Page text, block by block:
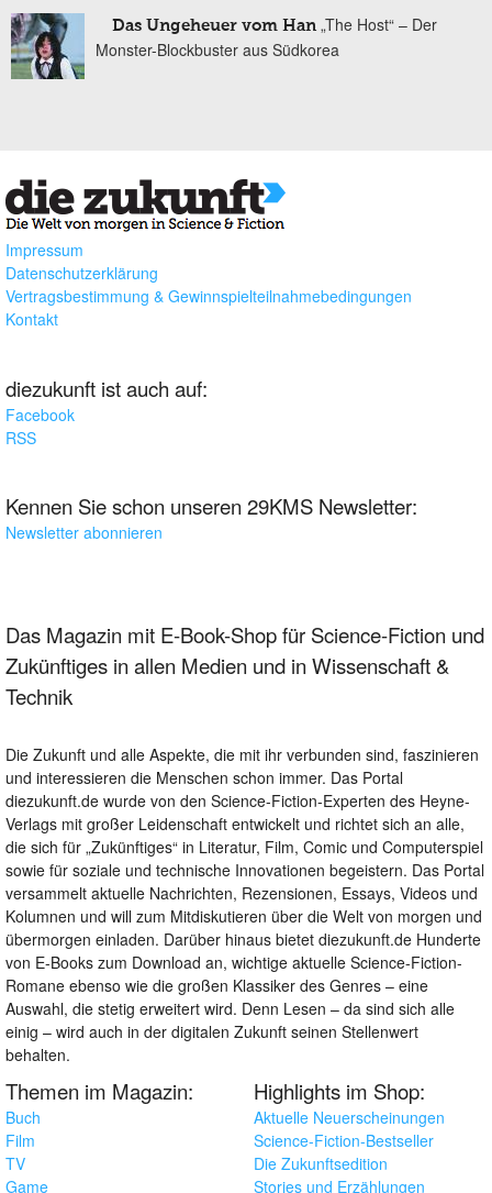
Das Ungeheuer vom Han „The Host“ – Der
Monster-Blockbuster aus Südkorea
Impressum
Datenschutzerklärung
Vertragsbestimmung & Gewinnspielteilnahmebedingungen
Kontakt
diezukunft ist auch auf:
Facebook
RSS
Kennen Sie schon unseren 29KMS Newsletter:
Newsletter abonnieren
Das Magazin mit E-Book-Shop für Science-Fiction und
Zukünftiges in allen Medien und in Wissenschaft &
Technik
Die Zukunft und alle Aspekte, die mit ihr verbunden sind, faszinieren
und interessieren die Menschen schon immer. Das Portal
diezukunft.de wurde von den Science-Fiction-Experten des Heyne-
Verlags mit großer Leidenschaft entwickelt und richtet sich an alle,
die sich für „Zukünftiges“ in Literatur, Film, Comic und Computerspiel
sowie für soziale und technische Innovationen begeistern. Das Portal
versammelt aktuelle Nachrichten, Rezensionen, Essays, Videos und
Kolumnen und will zum Mitdiskutieren über die Welt von morgen und
übermorgen einladen. Darüber hinaus bietet diezukunft.de Hunderte
von E-Books zum Download an, wichtige aktuelle Science-Fiction-
Romane ebenso wie die großen Klassiker des Genres – eine
Auswahl, die stetig erweitert wird. Denn Lesen – da sind sich alle
einig – wird auch in der digitalen Zukunft seinen Stellenwert
behalten.
Themen im Magazin:
Buch
Film
TV
Game
Highlights im Shop:
Aktuelle Neuerscheinungen
Science-Fiction-Bestseller
Die Zukunftsedition
Stories und Erzählungen